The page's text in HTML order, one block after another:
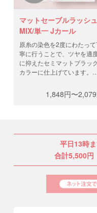
マットセーブルラッシュ
MIX/単一 Jカール
原糸の染色を2度にわたっ
寧に行うことで、ツヤを適
に抑えたセミマットブラック
カラーに仕上げています。自
品な仕上がりに。
太 さ：0.10/0.12/0.15/
10,11,12mm/3列）または、
本 数：12列（約4,400
本/0.10mm、約3,700
本/0.12mm、約3,200
本/0.15mm、約2,400
本/0.20mm）
1,848円〜
平日13時
合計5,500円